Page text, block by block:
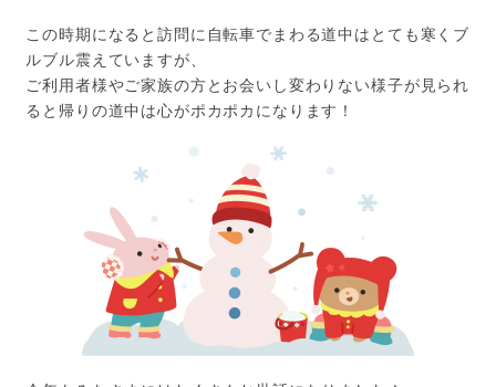
この時期になると訪問に自転車でまわる道中はとても寒くブ
ルブル震えていますが、
ご利用者様やご家族の方とお会いし変わりない様子が見られ
ると帰りの道中は心がポカポカになります！